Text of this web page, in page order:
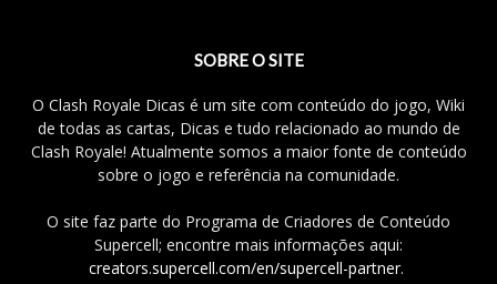
SOBRE O SITE
O Clash Royale Dicas é um site com conteúdo do jogo, Wiki
de todas as cartas, Dicas e tudo relacionado ao mundo de
Clash Royale! Atualmente somos a maior fonte de conteúdo
sobre o jogo e referência na comunidade.
O site faz parte do Programa de Criadores de Conteúdo
Supercell; encontre mais informações aqui:
creators.supercell.com/en/supercell-partner.